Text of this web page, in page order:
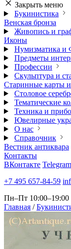
Закрыть меню
Букинистика
Венская бронза
Живопись и
Иконы
Нумизматика и
Предметы
Профессии
Скульптура и
Старинные карты
Столовое
Тематические
Техника и
Ювелирные
О нас
Справочник
Вестник антиквара
Контакты
ВКонтакте Telegram
+7 495 657-84-59
Пн–Пт 10:00–19:00
Главная /